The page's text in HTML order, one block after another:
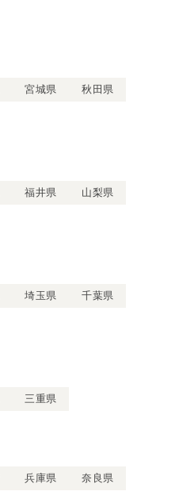
宮城県
秋田県
福井県
山梨県
埼玉県
千葉県
三重県
兵庫県
奈良県